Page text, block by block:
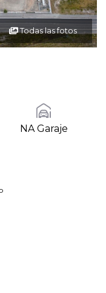
Todas las fotos
NA Garaje